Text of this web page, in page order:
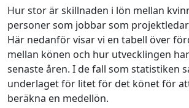
Hur stor är skillnaden i lön mellan
personer som jobbar som
Här nedanför visar vi en tabell över
mellan könen och hur utvecklingen
senaste åren. I de fall som statistiken
underlaget för litet för det könet för
beräkna en medellön.